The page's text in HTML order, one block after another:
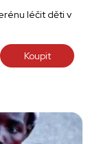
léčit děti v
Koupit